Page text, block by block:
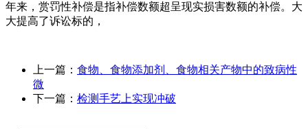
年来，赏罚性补偿是指补偿数额超呈现实损害数额的补偿。大
大提高了诉讼标的，
上一篇： 食物、食物添加剂、食物相关产物中的致病性
微
下一篇： 检测手艺上实现冲破